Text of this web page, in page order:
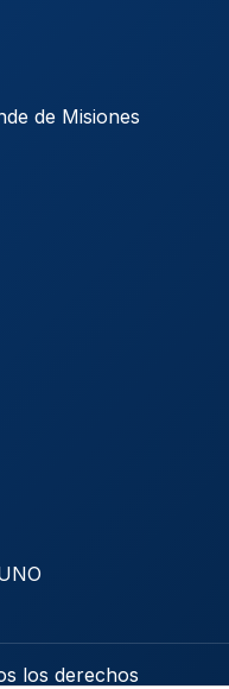
de Misiones
los derechos